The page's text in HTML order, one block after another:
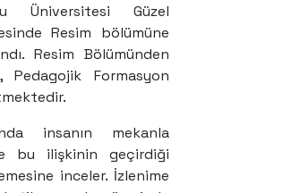
x 100 cm, Kumaş üzeri
Üniversitesi Güzel
Resim bölümüne
Resim Bölümünden
Pedagojik Formasyon
insanın mekanla
bu ilişkinin geçirdiği
inceler. İzlenime